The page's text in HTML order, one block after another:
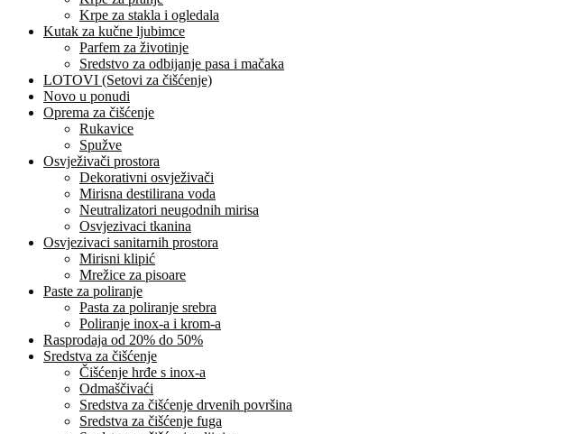
Krpe za stakla i ogledala
Kutak za kučne ljubimce
Parfem za životinje
Sredstvo za odbijanje pasa i mačaka
LOTOVI (Setovi za čišćenje)
Novo u ponudi
Oprema za čišćenje
Rukavice
Spužve
Osvježivači prostora
Dekorativni osvježivači
Mirisna destilirana voda
Neutralizatori neugodnih mirisa
Osvjezivaci tkanina
Osvjezivaci sanitarnih prostora
Mirisni klipić
Mrežice za pisoare
Paste za poliranje
Pasta za poliranje srebra
Poliranje inox-a i krom-a
Rasprodaja od 20% do 50%
Sredstva za čišćenje
Čišćenje hrđe s inox-a
Odmaščivaći
Sredstva za čišćenje drvenih površina
Sredstva za čišćenje fuga